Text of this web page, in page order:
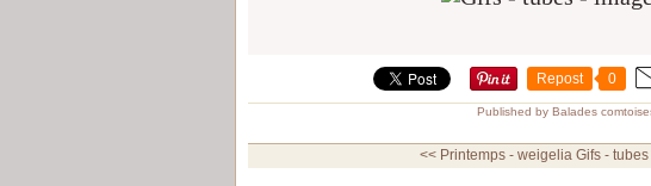
Repost 0
Published by Balades
<< Printemps - weigelia Gifs -